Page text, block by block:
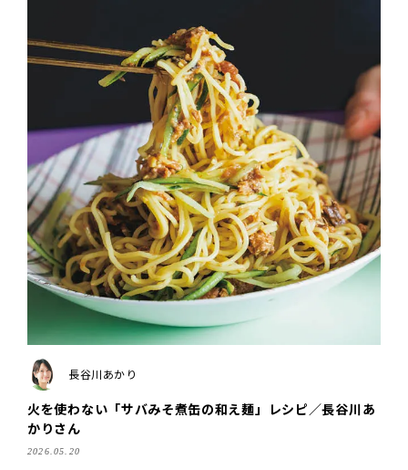
長谷川あかり
火を使わない「サバみそ煮缶の和え麺」レシピ／長谷川あ
かりさん
2026.05.20